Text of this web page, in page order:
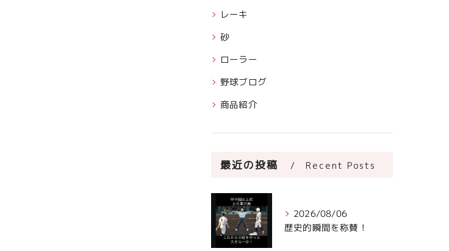
レーキ
砂
ローラー
野球ブログ
商品紹介
最近の投稿 Recent Posts
2026/08/06
歴史的瞬間を称賛！